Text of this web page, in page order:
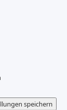
speichern